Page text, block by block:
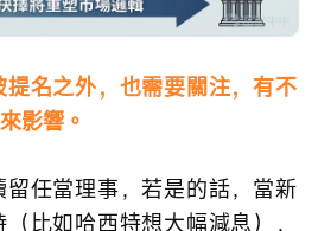
提名之外，也需要關注，有不
影響。
任當理事，若是的話，當新
比如哈西特想大幅減息），